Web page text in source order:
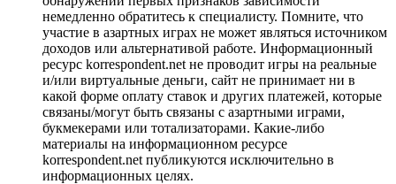
немедленно обратитесь к специалисту. Помните, что
участие в азартных играх не может являться источником
доходов или альтернативой работе. Информационный
ресурс korrespondent.net не проводит игры на реальные
и/или виртуальные деньги, сайт не принимает ни в
какой форме оплату ставок и других платежей, которые
связаны/могут быть связаны с азартными играми,
букмекерами или тотализаторами. Какие-либо
материалы на информационном ресурсе
korrespondent.net публикуются исключительно в
информационных целях.